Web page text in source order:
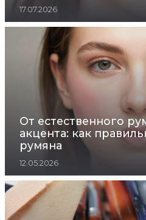
17.07.2026
От естественного
акцента: как
румяна
12.05.2026